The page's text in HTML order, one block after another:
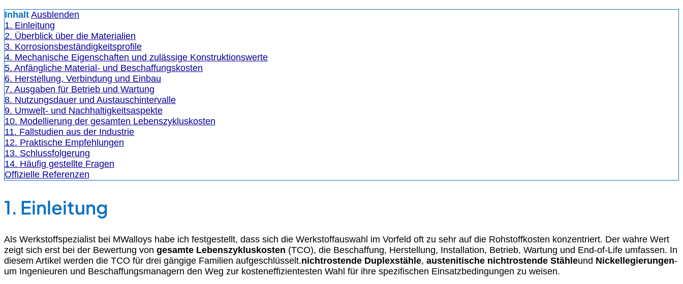
Inhalt Ausblenden
1. Einleitung
2. Überblick über die Materialien
3. Korrosionsbeständigkeitsprofile
4. Mechanische Eigenschaften und zulässige Konstruktionswerte
5. Anfängliche Material- und Beschaffungskosten
6. Herstellung, Verbindung und Einbau
7. Ausgaben für Betrieb und Wartung
8. Nutzungsdauer und Austauschintervalle
9. Umwelt- und Nachhaltigkeitsaspekte
10. Modellierung der gesamten Lebenszykluskosten
11. Fallstudien aus der Industrie
12. Praktische Empfehlungen
13. Schlussfolgerung
14. Häufig gestellte Fragen
Offizielle Referenzen
1. Einleitung
Als Werkstoffspezialist bei MWalloys habe ich festgestellt, dass sich die Werkstoffauswahl im Vorfeld oft zu sehr auf die Rohstoffkosten konzentriert. Der wahre Wert
zeigt sich erst bei der Bewertung von gesamte Lebenszykluskosten (TCO), die Beschaffung, Herstellung, Installation, Betrieb, Wartung und End-of-Life umfassen. In
diesem Artikel werden die TCO für drei gängige Familien aufgeschlüsselt.nichtrostende Duplexstähle, austenitische nichtrostende Stähleund Nickellegierungen-
um Ingenieuren und Beschaffungsmanagern den Weg zur kosteneffizientesten Wahl für ihre spezifischen Einsatzbedingungen zu weisen.